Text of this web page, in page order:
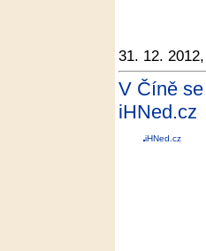
31. 12.
V Číně
iHNed.cz
iHNed.cz